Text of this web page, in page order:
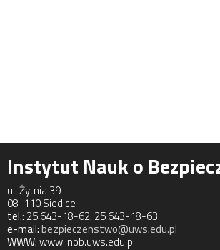
Instytut Nauk o
ul. Żytnia 39
08-110 Siedlce
tel.: 25 643-18-62, 25 643-18-63
e-mail:bezpieczenstwo@uws.edu.pl
WWW:www.inob.uws.edu.pl